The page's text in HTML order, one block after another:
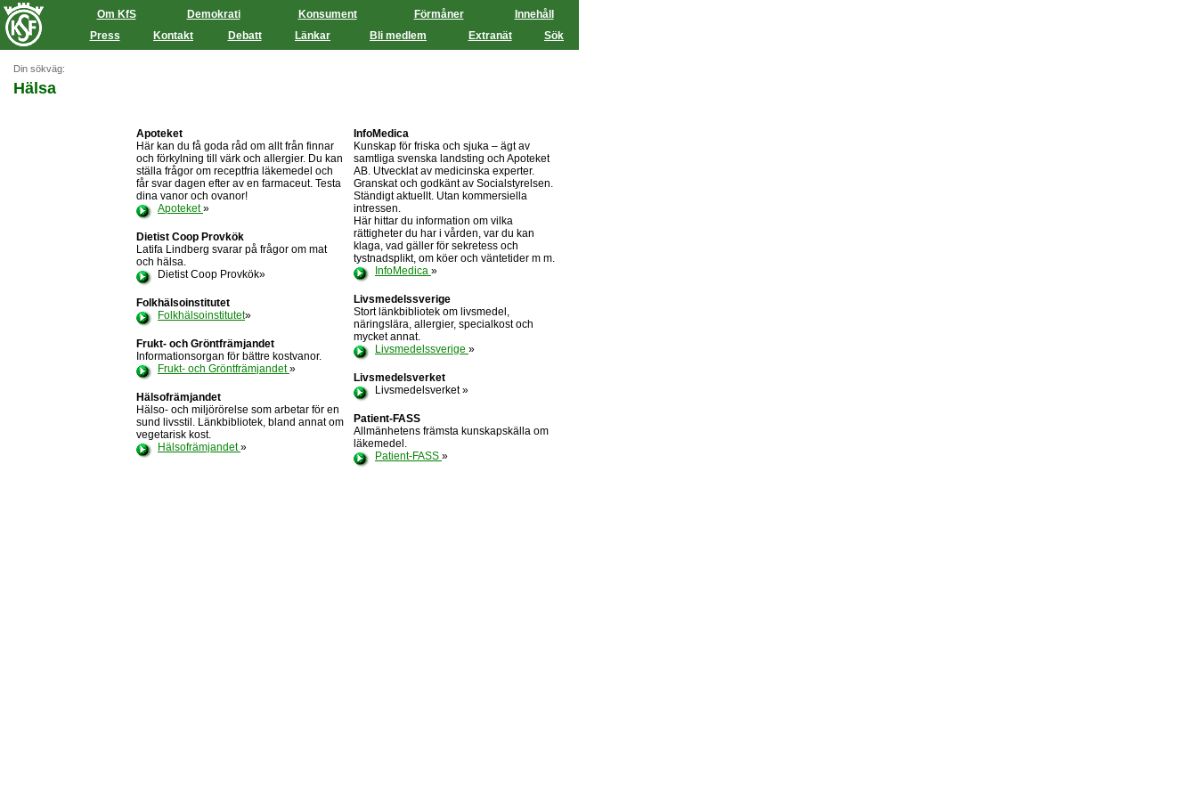
Om KfS Demokrati Konsument Förmåner
Innehåll
Press
Kontakt Debatt Länkar Bli medlem Extranät Sök
Din sökväg:
Hälsa
Apoteket
Här kan du få goda råd om allt från finnar
och förkylning till värk och allergier. Du kan
ställa frågor om receptfria läkemedel och
får svar dagen efter av en farmaceut. Testa
dina vanor och ovanor!
Apoteket»
Dietist Coop Provkök
Latifa Lindberg svarar på frågor om mat
och hälsa.
Dietist Coop Provkök»
Folkhälsoinstitutet
Folkhälsoinstitutet»
Frukt- och Gröntfrämjandet
Informationsorgan för bättre kostvanor.
Frukt- och Gröntfrämjandet»
Hälsofrämjandet
Hälso- och miljörörelse som arbetar för en
sund livsstil. Länkbibliotek, bland annat om
vegetarisk kost.
Hälsofrämjandet»
InfoMedica
Kunskap för friska och sjuka – ägt av
samtliga svenska landsting och Apoteket
AB. Utvecklat av medicinska experter.
Granskat och godkänt av Socialstyrelsen.
Ständigt aktuellt. Utan kommersiella
intressen.
Här hittar du information om vilka
rättigheter du har i vården, var du kan
klaga, vad gäller för sekretess och
tystnadsplikt, om köer och väntetider m m.
InfoMedica »
Livsmedelssverige
Stort länkbibliotek om livsmedel,
näringslära, allergier, specialkost och
mycket annat.
Livsmedelssverige »
Livsmedelsverket
Livsmedelsverket »
Patient-FASS
Allmänhetens främsta kunskapskälla om
läkemedel.
Patient-FASS »